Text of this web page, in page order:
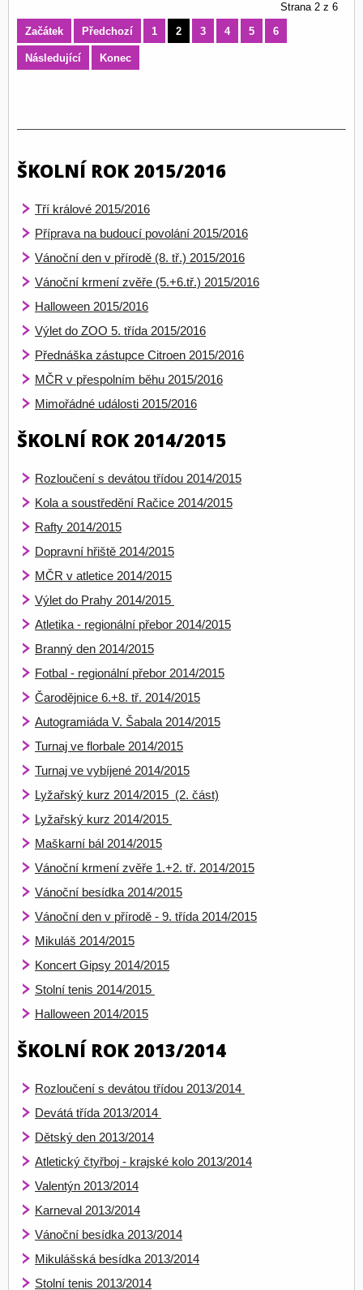
Strana 2 z 6
Začátek
Předchozí 1 2 3 4 5 6
Následující Konec
ŠKOLNÍ ROK 2015/2016
Tří králové 2015/2016
Příprava na budoucí povolání 2015/2016
Vánoční den v přírodě (8. tř.) 2015/2016
Vánoční krmení zvěře (5.+6.tř.) 2015/2016
Halloween 2015/2016
Výlet do ZOO 5. třída 2015/2016
Přednáška zástupce Citroen 2015/2016
MČR v přespolním běhu 2015/2016
Mimořádné události 2015/2016
ŠKOLNÍ ROK 2014/2015
Rozloučení s devátou třídou 2014/2015
Kola a soustředění Račice 2014/2015
Rafty 2014/2015
Dopravní hřiště 2014/2015
MČR v atletice 2014/2015
Výlet do Prahy 2014/2015
Atletika - regionální přebor 2014/2015
Branný den 2014/2015
Fotbal - regionální přebor 2014/2015
Čarodějnice 6.+8. tř. 2014/2015
Autogramiáda V. Šabala 2014/2015
Turnaj ve florbale 2014/2015
Turnaj ve vybíjené 2014/2015
Lyžařský kurz 2014/2015 (2. část)
Lyžařský kurz 2014/2015
Maškarní bál 2014/2015
Vánoční krmení zvěře 1.+2. tř. 2014/2015
Vánoční besídka 2014/2015
Vánoční den v přírodě - 9. třída 2014/2015
Mikuláš 2014/2015
Koncert Gipsy 2014/2015
Stolní tenis 2014/2015
Halloween 2014/2015
ŠKOLNÍ ROK 2013/2014
Rozloučení s devátou třídou 2013/2014
Devátá třída 2013/2014
Dětský den 2013/2014
Atletický čtyřboj - krajské kolo 2013/2014
Valentýn 2013/2014
Karneval 2013/2014
Vánoční besídka 2013/2014
Mikulášská besídka 2013/2014
Stolní tenis 2013/2014